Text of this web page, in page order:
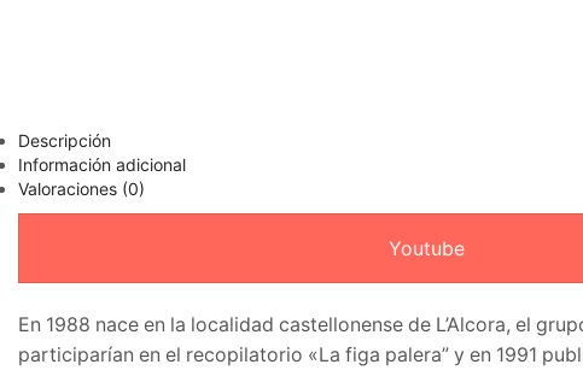
Descripción
Información adicional
Valoraciones (0)
Youtube
En 1988 nace en la localidad castellonense de L’Alcora, el
participarían en el recopilatorio «La figa palera” y en 1991